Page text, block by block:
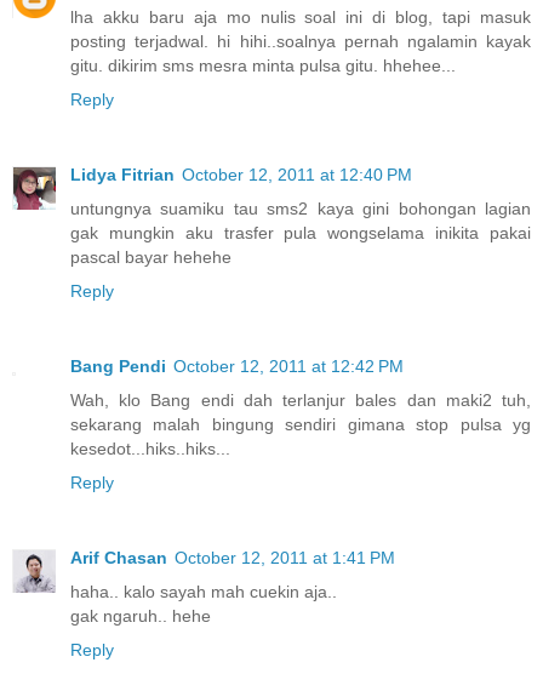
lha akku baru aja mo nulis soal ini di blog, tapi masuk
posting terjadwal. hi hihi..soalnya pernah ngalamin kayak
gitu. dikirim sms mesra minta pulsa gitu. hhehee...
Reply
Lidya Fitrian October 12, 2011 at 12:40 PM
untungnya suamiku tau sms2 kaya gini bohongan lagian
gak mungkin aku trasfer pula wongselama inikita pakai
pascal bayar hehehe
Reply
Bang Pendi October 12, 2011 at 12:42 PM
Wah, klo Bang endi dah terlanjur bales dan maki2 tuh,
sekarang malah bingung sendiri gimana stop pulsa yg
kesedot...hiks..hiks...
Reply
Arif Chasan October 12, 2011 at 1:41 PM
haha.. kalo sayah mah cuekin aja..
gak ngaruh.. hehe
Reply